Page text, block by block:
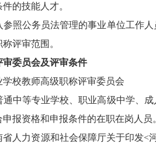
的技能人才。
参照公务员法管理的事业单位工作
评审范围。
委员会及评审条件
学校教师高级职称评审委员会
中等专业学校、职业高级中学、
报资格和申报条件的在职在岗人员
人力资源和社会保障厅关于印发<